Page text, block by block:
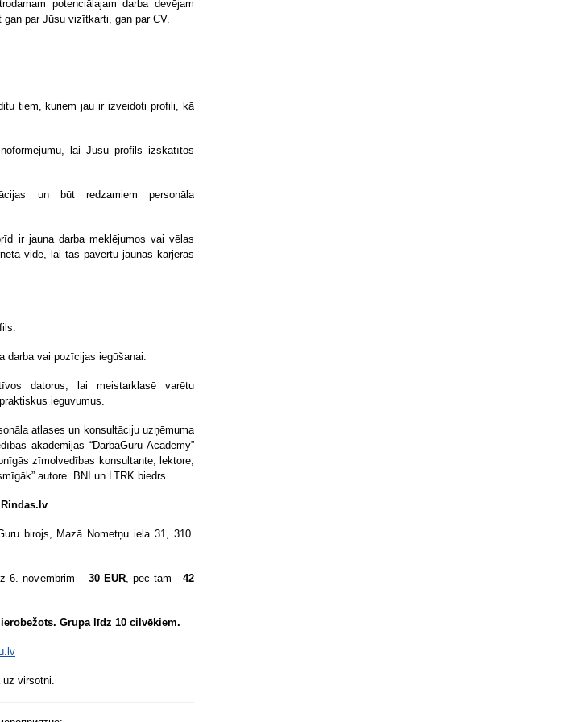
potenciālajam darba devējam
par Jūsu vizītkarti, gan par CV.
tiem, kuriem jau ir izveidoti profili, kā
lai Jūsu profils izskatītos
un būt redzamiem personāla
ir jauna darba meklējumos vai vēlas
vidē, lai tas pavērtu jaunas karjeras
darba vai pozīcijas iegūšanai.
datorus, lai meistarklasē varētu
ieguvumus.
atlases un konsultāciju uzņēmuma
akadēmijas “DarbaGuru Academy”
zīmolvedības konsultante, lektore,
autore. BNI un LTRK biedrs.
birojs, Mazā Nometņu iela 31, 310.
6. novembrim – 30 EUR, pēc tam -42
Grupa līdz 10 cilvēkiem.
uz virsotni.